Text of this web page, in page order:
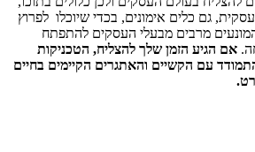
גם כלים אימונים, בכדי שיוכלו לפרוץ
מרבים מבעלי העסקים להתפתח
אם הגיע הזמן שלך להצליח, הטכניקות
עם הקשיים והאתגרים הקיימים בחיים